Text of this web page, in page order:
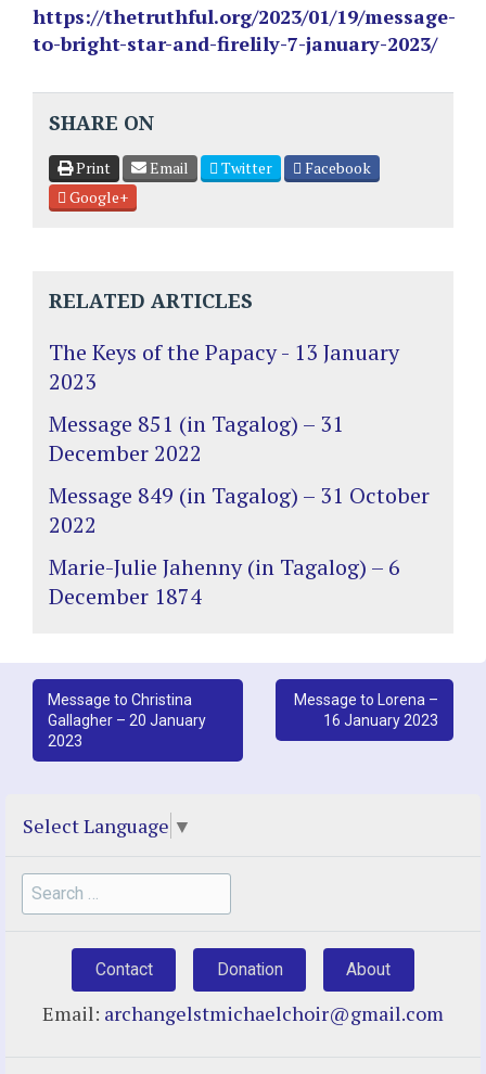
https://thetruthful.org/2023/01/19/message-
to-bright-star-and-firelily-7-january-2023/
SHARE ON
Print Email Twitter
Facebook
Google+
RELATED ARTICLES
The Keys of the Papacy - 13 January
2023
Message 851 (in Tagalog) – 31
December 2022
Message 849 (in Tagalog) – 31 October
2022
Marie-Julie Jahenny (in Tagalog) – 6
December 1874
Post
navigation
Message to Christina
Gallagher – 20 January
2023
Message to Lorena –
16 January 2023
Select Language ▼
Search
for:
Contact Donation About
Email: archangelstmichaelchoir@gmail.com